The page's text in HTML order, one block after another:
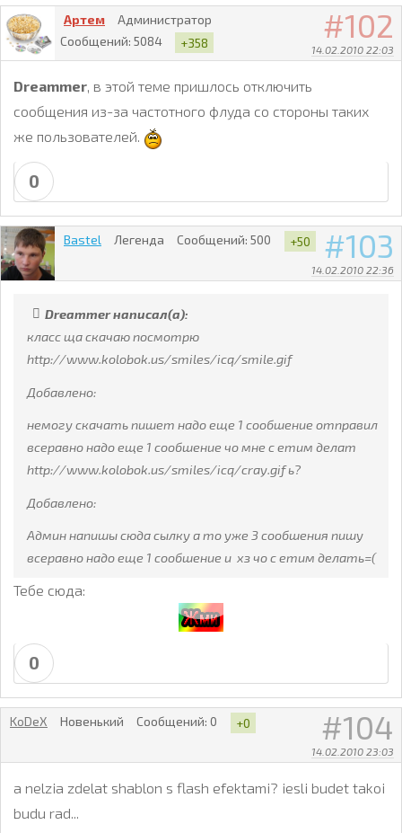
102
14.02.2010 22:03
Артем
Администратор
Сообщений: 5084 +358
Dreammer, в этой теме пришлось отключить
сообщения из-за частотного флуда со стороны таких
же пользователей.
0
103
14.02.2010 22:36
Bastel Легенда Сообщений: 500 +50
Dreammer написал(а):
класс ща скачаю посмотрю
http://www.kolobok.us/smiles/icq/smile.gif
Добавлено:
немогу скачать пишет надо еще 1 сообшение отправил
всеравно надо еще 1 сообшение чо мне с етим делат
http://www.kolobok.us/smiles/icq/cray.gif ь?
Добавлено:
Админ напишы сюда сылку а то уже 3 сообшения пишу
всеравно надо еще 1 сообшение и хз чо с етим делать=(
Тебе сюда:
0
104
14.02.2010 23:03
KoDeX Новенький Сообщений: 0 +0
a nelzia zdelat shablon s flash efektami? iesli budet takoi
budu rad...